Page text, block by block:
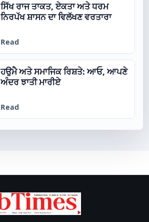
ਸਿੱਖ ਰਾਜ ਤਾਕਤ, ਏਕਤਾ ਅਤੇ ਧਰਮ
ਨਿਰਪੱਖ ਸ਼ਾਸਨ ਦਾ ਵਿਲੱਖਣ ਵਰਤਾਰਾ
Read
ਹਉਮੈ ਅਤੇ ਸਮਾਜਿਕ ਰਿਸ਼ਤੇ: ਆਓ, ਆਪਣੇ
ਅੰਦਰ ਝਾਤੀ ਮਾਰੀਏ
Read